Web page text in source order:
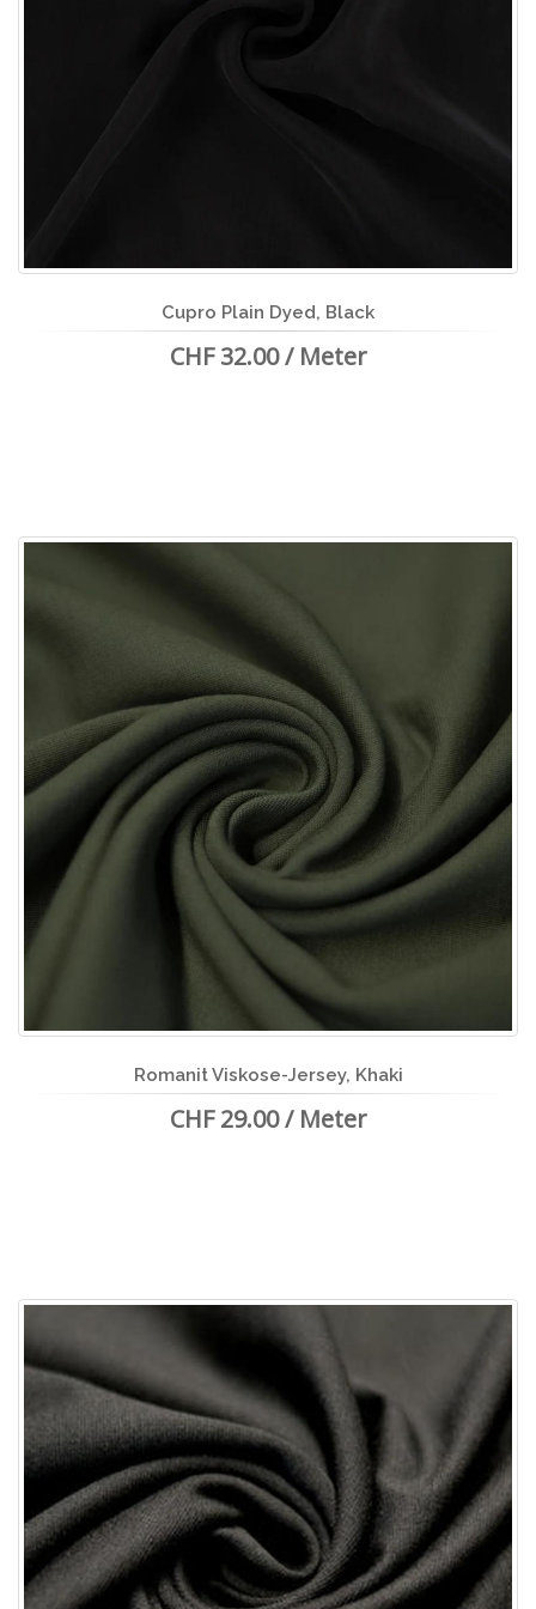
Cupro Plain Dyed, Black
CHF 32.00 / Meter
Romanit Viskose-Jersey, Khaki
CHF 29.00 / Meter